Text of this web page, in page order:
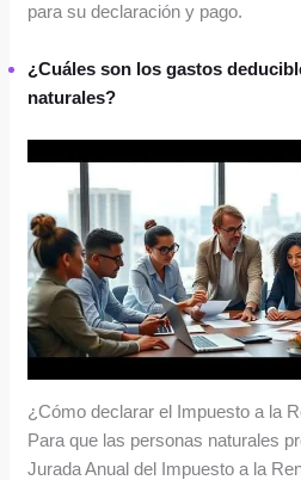
para su declaración y pago.
¿Cuáles son los gastos
naturales?
¿Cómo declarar el Impuesto a la
Para que las personas naturales
Jurada Anual del Impuesto a la